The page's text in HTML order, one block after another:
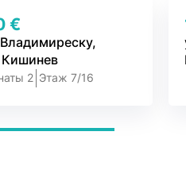
€
2 Этаж 7/16